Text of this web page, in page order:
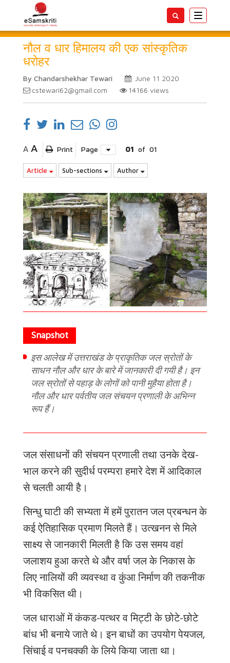
Toggle
नौल व धार हिमालय की एक सांस्कृतिक
धरोहर
By Chandarshekhar Tewari
June 11 2020
cstewari62@gmail.com
14166 views
A A Print Page 01 of 01
Article Sub-sections Author
इस आलेख में उत्तराखंड के प्राकृतिक जल स्रोतों के
साधन नौल और धार के बारे में जानकारी दी गयी है। इन
जल स्रोतों से पहाड़ के लोगों को पानी मुहैया होता है।
नौल और धार पर्वतीय जल संचयन प्रणाली के अभिन्न
रूप हैं।
जलसंसाधनोंकीसंचयनप्रणालीतथाउनकेदेख-
भालकरनेकीसुदीर्धपरम्पराहमारेदेशमेंआदिकाल
सेचलतीआयीहै।
सिन्धुघाटीकीसभ्यतामेंहमेंपुरातनजलप्रबन्धनके
कईऐतिहासिकप्रमाणमिलतेहैं। उत्खननसेमिले
साक्ष्यसेजानकारीमिलतीहैकिउससमयवहां
जलाशयहुआकरतेथेऔरवर्षाजलकेनिकासके
लिएनालियोंकीव्यवस्थावकुंआनिर्माणकीतकनीक
भीविकसितथी।
जलधाराओंमेंकंकड-पत्थरवमिट्टीकेछोटे-छोटे
बांधभीबनायेजातेथे। इनबाधोंकाउपयोगपेयजल,
सिंचाईवपनचक्कीकेलियेकियाजाताथा।